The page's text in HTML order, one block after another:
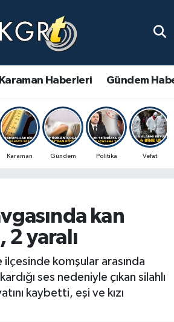
Karaman Haberleri Gündem
Karaman Gündem Politika Vefat
kan
2 yaralı
ilçesinde komşular arasında
ses nedeniyle çıkan silahlı
kaybetti, eşi ve kızı